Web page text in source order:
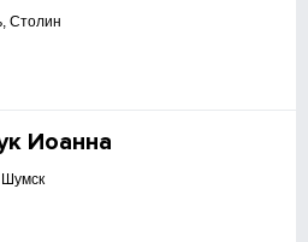
Столин
Иоанна
Шумск